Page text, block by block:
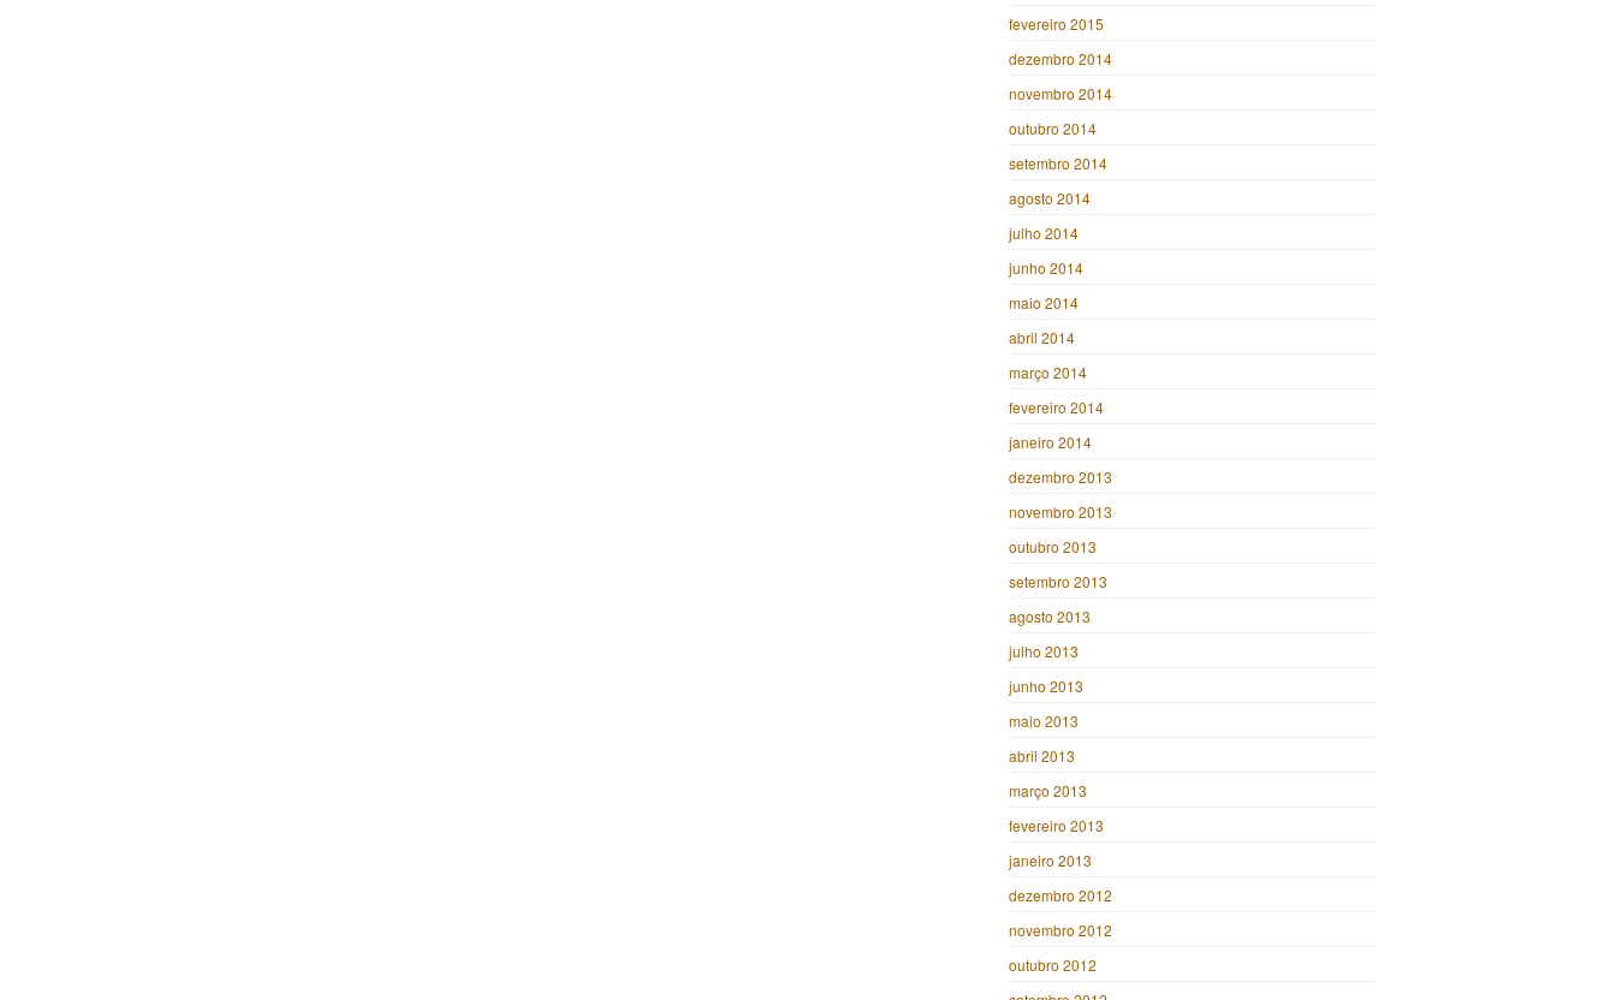
fevereiro 2015
dezembro 2014
novembro 2014
outubro 2014
setembro 2014
agosto 2014
julho 2014
junho 2014
maio 2014
abril 2014
março 2014
fevereiro 2014
janeiro 2014
dezembro 2013
novembro 2013
outubro 2013
setembro 2013
agosto 2013
julho 2013
junho 2013
maio 2013
abril 2013
março 2013
fevereiro 2013
janeiro 2013
dezembro 2012
novembro 2012
outubro 2012